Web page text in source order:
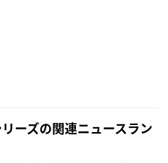
ーズの関連ニュースラン